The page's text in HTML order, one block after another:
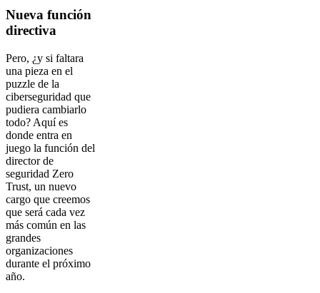
Nueva función
directiva
Pero, ¿y si faltara
una pieza en el
puzzle de la
ciberseguridad que
pudiera cambiarlo
todo? Aquí es
donde entra en
juego la función del
director de
seguridad Zero
Trust, un nuevo
cargo que creemos
que será cada vez
más común en las
grandes
organizaciones
durante el próximo
año.